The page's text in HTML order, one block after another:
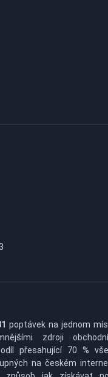
poptávek na jednom
zdroji
přesahující 70 %
na českém